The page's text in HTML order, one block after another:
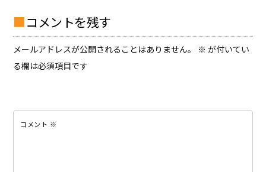
コメントを残す
メールアドレスが公開されることはありません。 ※ が付いてい
る欄は必須項目です
コメント ※